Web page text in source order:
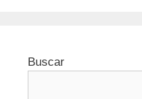
Buscar